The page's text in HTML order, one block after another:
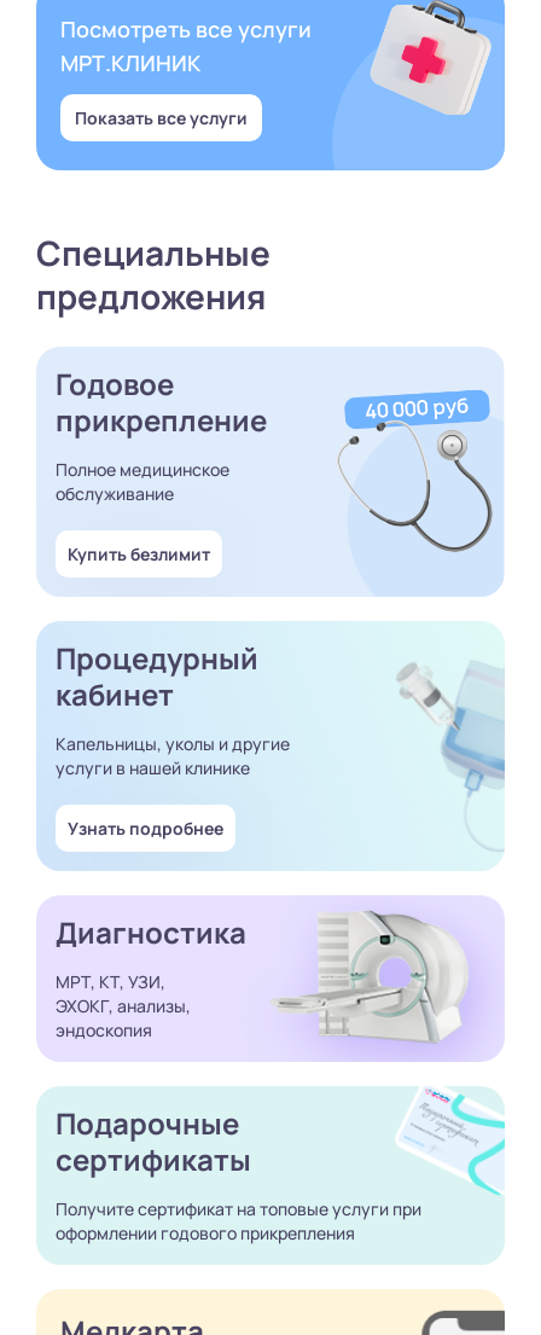
Посмотреть все услуги
МРТ.КЛИНИК
Показать все услуги
Специальные
предложения
Годовое
прикрепление
Полное медицинское
обслуживание
Купить безлимит
Процедурный
кабинет
Капельницы, уколы и другие
услуги в нашей клинике
Узнать подробнее
Диагностика
МРТ, КТ, УЗИ,
ЭХОКГ, анализы,
эндоскопия
Подарочные
сертификаты
Получите сертификат на топовые услуги при
оформлении годового прикрепления